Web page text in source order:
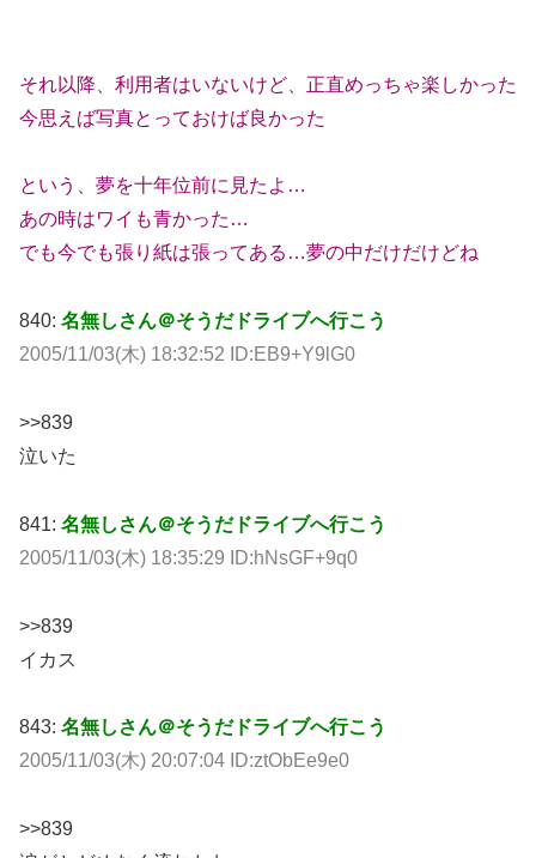
それ以降、利用者はいないけど、正直めっちゃ楽しかった
今思えば写真とっておけば良かった
という、夢を十年位前に見たよ…
あの時はワイも青かった…
でも今でも張り紙は張ってある…夢の中だけだけどね
840: 名無しさん＠そうだドライブへ行こう
2005/11/03(木) 18:32:52 ID:EB9+Y9lG0
>>839
泣いた
841: 名無しさん＠そうだドライブへ行こう
2005/11/03(木) 18:35:29 ID:hNsGF+9q0
>>839
イカス
843: 名無しさん＠そうだドライブへ行こう
2005/11/03(木) 20:07:04 ID:ztObEe9e0
>>839